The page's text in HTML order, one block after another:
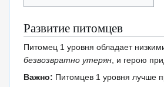
Развитие питомцев
Питомец 1 уровня обладает
безвозвратно утерян, и герою
Важно: Питомцев 1 уровня лучше